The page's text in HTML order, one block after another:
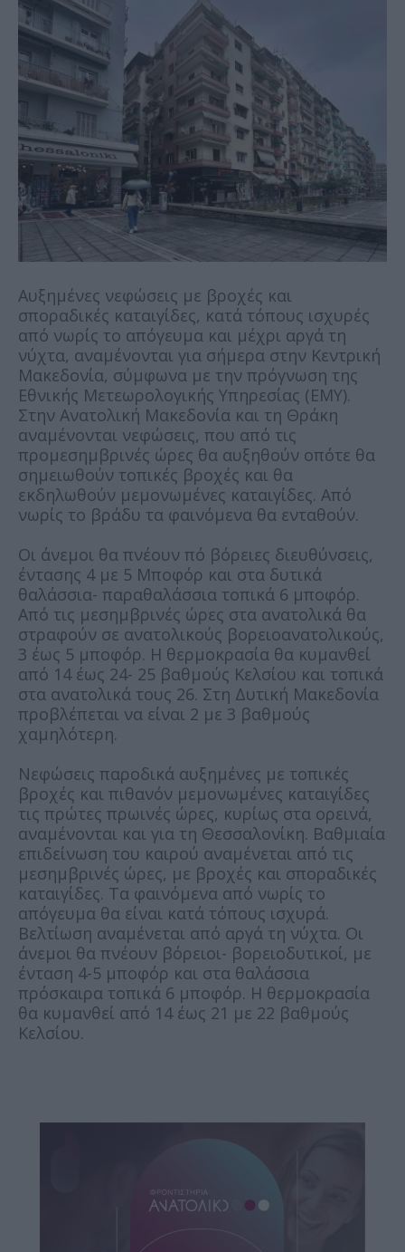
Aυξημένες νεφώσεις με βροχές και
σποραδικές καταιγίδες, κατά τόπους ισχυρές
από νωρίς το απόγευμα και μέχρι αργά τη
νύχτα, αναμένονται για σήμερα στην Kεντρική
Μακεδονία, σύμφωνα με την πρόγνωση της
Εθνικής Μετεωρολογικής Υπηρεσίας (ΕΜΥ).
Στην Aνατολική Μακεδονία και τη Θράκη
αναμένονται νεφώσεις, που από τις
προμεσημβρινές ώρες θα αυξηθούν οπότε θα
σημειωθούν τοπικές βροχές και θα
εκδηλωθούν μεμονωμένες καταιγίδες. Από
νωρίς το βράδυ τα φαινόμενα θα ενταθούν.
Οι άνεμοι θα πνέουν πό βόρειες διευθύνσεις,
έντασης 4 με 5 Μποφόρ και στα δυτικά
θαλάσσια- παραθαλάσσια τοπικά 6 μποφόρ.
Από τις μεσημβρινές ώρες στα ανατολικά θα
στραφούν σε ανατολικούς βορειοανατολικούς,
3 έως 5 μποφόρ. Η θερμοκρασία θα κυμανθεί
από 14 έως 24- 25 βαθμούς Κελσίου και τοπικά
στα ανατολικά τους 26. Στη Δυτική Μακεδονία
προβλέπεται να είναι 2 με 3 βαθμούς
χαμηλότερη.
Νεφώσεις παροδικά αυξημένες με τοπικές
βροχές και πιθανόν μεμονωμένες καταιγίδες
τις πρώτες πρωινές ώρες, κυρίως στα ορεινά,
αναμένονται και για τη Θεσσαλονίκη. Βαθμιαία
επιδείνωση του καιρού αναμένεται από τις
μεσημβρινές ώρες, με βροχές και σποραδικές
καταιγίδες. Τα φαινόμενα από νωρίς το
απόγευμα θα είναι κατά τόπους ισχυρά.
Βελτίωση αναμένεται από αργά τη νύχτα. Οι
άνεμοι θα πνέουν βόρειοι- βορειοδυτικοί, με
ένταση 4-5 μποφόρ και στα θαλάσσια
πρόσκαιρα τοπικά 6 μποφόρ. Η θερμοκρασία
θα κυμανθεί από 14 έως 21 με 22 βαθμούς
Κελσίου.